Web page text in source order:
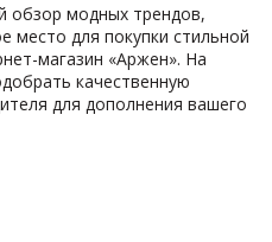
обзор модных трендов,
место для покупки стильной
магазин «Аржен». На
качественную
для дополнения вашего